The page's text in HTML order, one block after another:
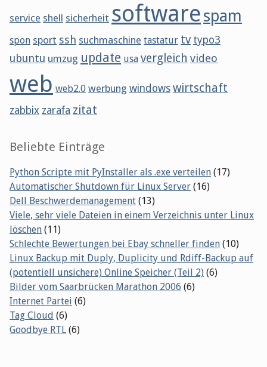
service shell sicherheit softwarespam
spon sport ssh suchmaschine tastatur tv typo3
ubuntu umzug update usa vergleich video
web web2.0 werbung windows wirtschaft
zabbix zarafa zitat
Beliebte Einträge
Python Scripte mit PyInstaller als .exe verteilen (17)
Automatischer Shutdown für Linux Server (16)
Dell Beschwerdemanagement (13)
Viele, sehr viele Dateien in einem Verzeichnis unter Linux
löschen (11)
Schlechte Bewertungen bei Ebay schneller finden (10)
Linux Backup mit Duply, Duplicity und Rdiff-Backup auf
(potentiell unsichere) Online Speicher (Teil 2) (6)
Bilder vom Saarbrücken Marathon 2006 (6)
Internet Partei (6)
Tag Cloud (6)
Goodbye RTL (6)